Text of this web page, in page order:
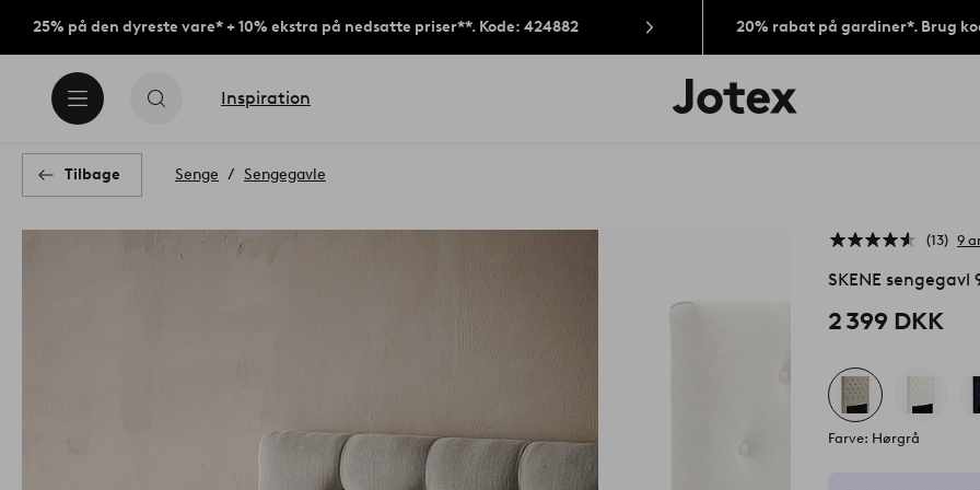
25% på den dyreste vare* + 10% ekstra på nedsatte priser**. Kode: 424882 20% rabat på gardiner*. Brug
Inspiration
Jotex
logo
Tilbage Senge Sengegavle
13 9
SKENE sengegavl
2 399 DKK
Farve: Hørgrå